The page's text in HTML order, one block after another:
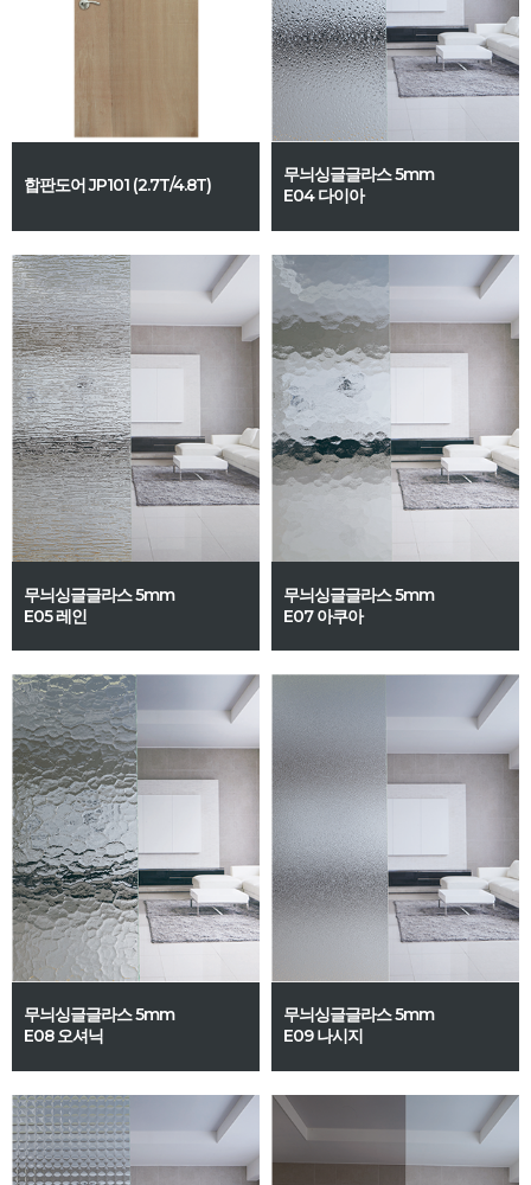
합판도어 JP101 (2.7T/4.8T)
무늬싱글글라스 5mm
E04 다이아
무늬싱글글라스 5mm
E05 레인
무늬싱글글라스 5mm
E07 아쿠아
무늬싱글글라스 5mm
E08 오셔닉
무늬싱글글라스 5mm
E09 나시지